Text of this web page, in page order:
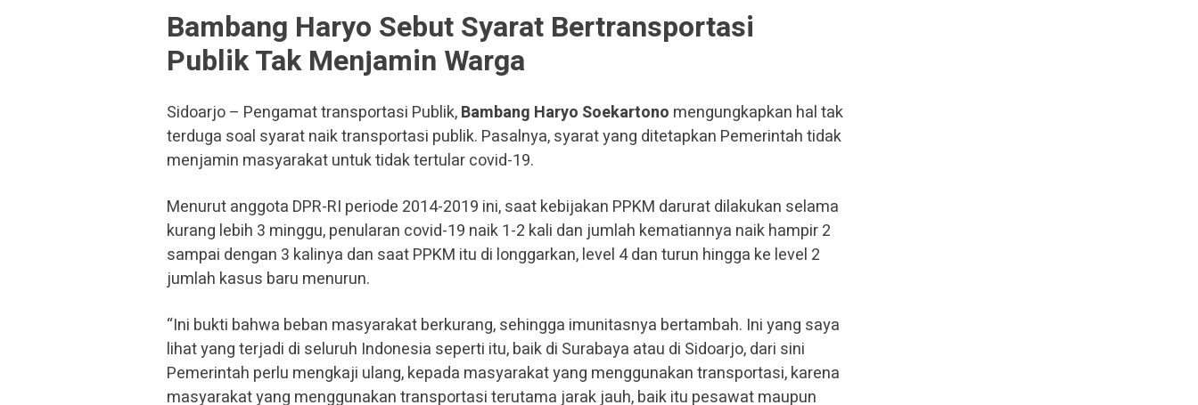
Bambang Haryo Sebut Syarat Bertransportasi
Publik Tak Menjamin Warga
Sidoarjo – Pengamat transportasi Publik,Bambang Haryo Soekartono mengungkapkan hal tak
terduga soal syarat naik transportasi publik. Pasalnya, syarat yang ditetapkan Pemerintah tidak
menjamin masyarakat untuk tidak tertular covid-19.
Menurut anggota DPR-RI periode 2014-2019 ini, saat kebijakan PPKM darurat dilakukan selama
kurang lebih 3 minggu, penularan covid-19 naik 1-2 kali dan jumlah kematiannya naik hampir 2
sampai dengan 3 kalinya dan saat PPKM itu di longgarkan, level 4 dan turun hingga ke level 2
jumlah kasus baru menurun.
“Ini bukti bahwa beban masyarakat berkurang, sehingga imunitasnya bertambah. Ini yang saya
lihat yang terjadi di seluruh Indonesia seperti itu, baik di Surabaya atau di Sidoarjo, dari sini
Pemerintah perlu mengkaji ulang, kepada masyarakat yang menggunakan transportasi, karena
masyarakat yang menggunakan transportasi terutama jarak jauh, baik itu pesawat maupun